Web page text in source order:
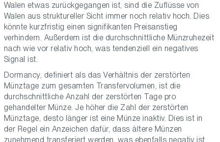
Walen etwas zurückgegangen ist, sind die Zuflüsse von
Walen aus struktureller Sicht immer noch relativ hoch. Dies
könnte kurzfristig einen signifikanten Preisanstieg
verhindern. Außerdem ist die durchschnittliche Münzruhezeit
nach wie vor relativ hoch, was tendenziell ein negatives
Signal ist.
Dormancy, definiert als das Verhältnis der zerstörten
Münztage zum gesamten Transfervolumen, ist die
durchschnittliche Anzahl der zerstörten Tage pro
gehandelter Münze. Je höher die Zahl der zerstörten
Münztage, desto länger ist eine Münze inaktiv. Dies ist in
der Regel ein Anzeichen dafür, dass ältere Münzen
zunehmend transferiert werden, was ebenfalls negativ ist.